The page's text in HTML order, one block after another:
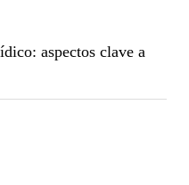
aspectos clave a